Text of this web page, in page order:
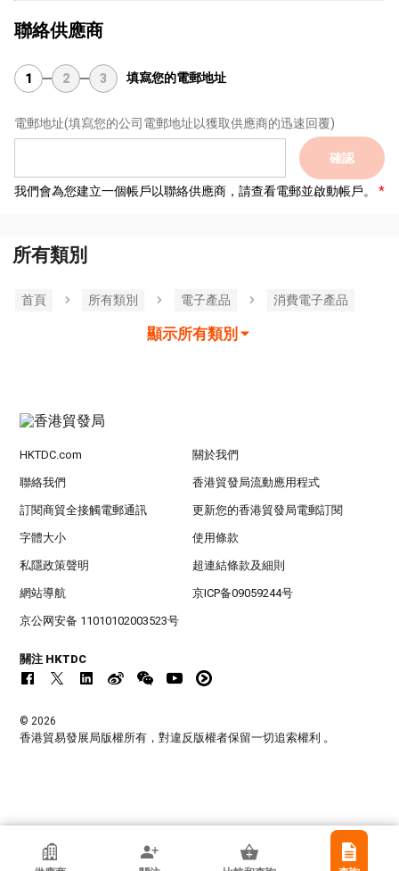
聯絡供應商
1 2 3 填寫您的電郵地址
電郵地址(填寫您的公司電郵地址以獲取供應商的迅速回覆)
確認
我們會為您建立一個帳戶以聯絡供應商，請查看電郵並啟動帳戶。
所有類別
首頁 所有類別 電子產品 消費電子產品
顯示所有類別
Dongguan YAT Import and Export Co., Ltd.
HKTDC.com 關於我們
聯絡我們 香港貿發局流動應用程式
訂閱商貿全接觸電郵通訊 更新您的香港貿發局電郵訂閱
字體大小 使用條款
私隱政策聲明 超連結條款及細則
網站導航 京ICP备09059244号
京公网安备 11010102003523号
關注 HKTDC
© 2026
香港貿易發展局版權所有，對違反版權者保留一切追索權利 。